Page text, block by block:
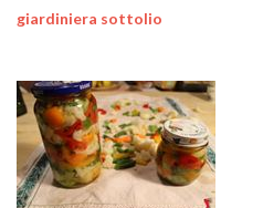
giardiniera sottolio